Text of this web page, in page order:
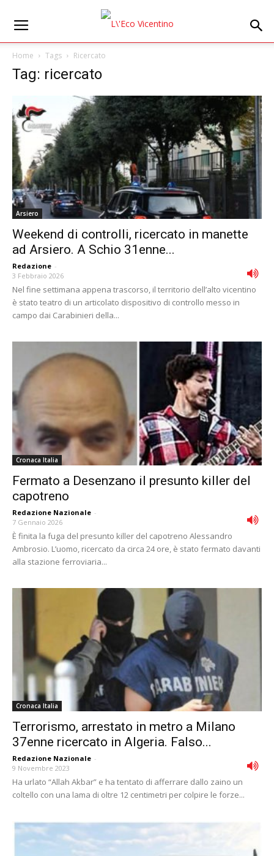
Home Tags Ricercato
Tag: ricercato
Arsiero
Weekend di controlli, ricercato in manette
ad Arsiero. A Schio 31enne...
Redazione -
3 Febbraio 2026
Nel fine settimana appena trascorso, il territorio dell’alto vicentino
è stato teatro di un articolato dispositivo di controllo messo in
campo dai Carabinieri della...
Cronaca Italia
Fermato a Desenzano il presunto killer del
capotreno
Redazione Nazionale -
7 Gennaio 2026
È finita la fuga del presunto killer del capotreno Alessandro
Ambrosio. L’uomo, ricercato da circa 24 ore, è stato fermato davanti
alla stazione ferroviaria...
Cronaca Italia
Terrorismo, arrestato in metro a Milano
37enne ricercato in Algeria. Falso...
Redazione Nazionale -
9 Novembre 2023
Ha urlato “Allah Akbar” e ha tentato di afferrare dallo zaino un
coltello con una lama di oltre 12 centimetri per colpire le forze...